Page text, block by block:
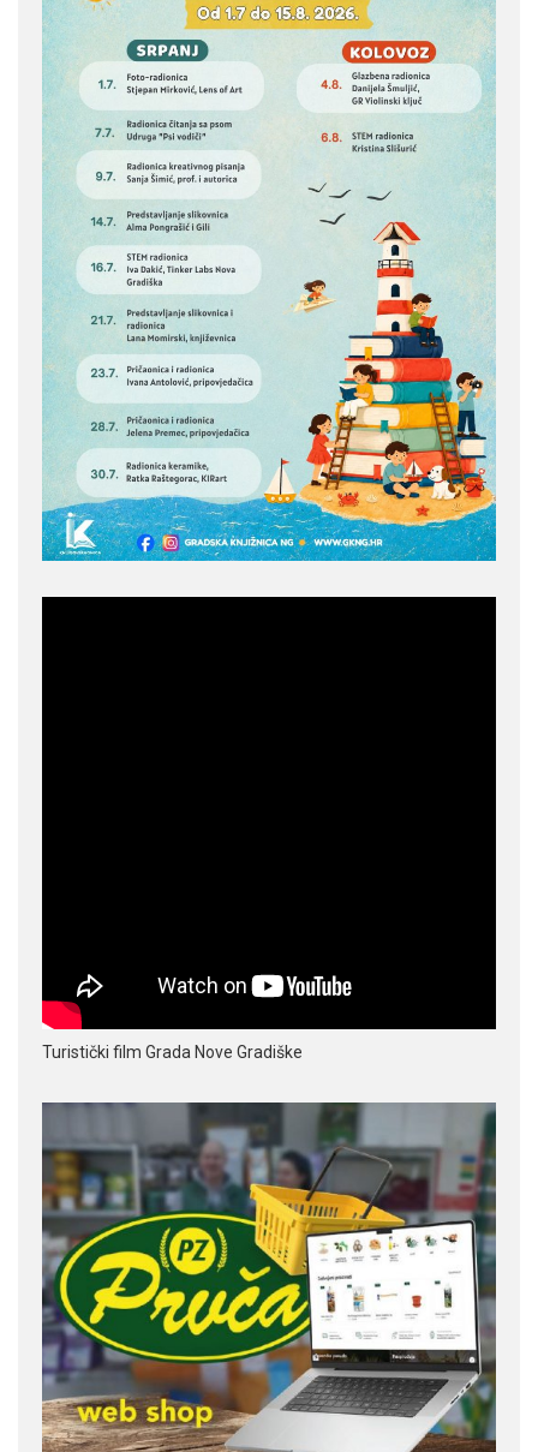
Turistički film Grada Nove Gradiške